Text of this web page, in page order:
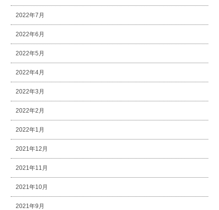
2022年7月
2022年6月
2022年5月
2022年4月
2022年3月
2022年2月
2022年1月
2021年12月
2021年11月
2021年10月
2021年9月